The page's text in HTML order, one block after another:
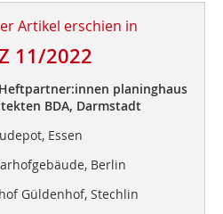
Artikel erschien in
11/2022
planinghaus
BDA, Darmstadt
Essen
Berlin
Güldenhof, Stechlin